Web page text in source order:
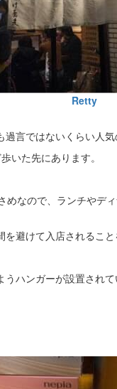
Retty
言ではないくらい人
いた先にあります。
めなので、ランチやデ
避けて入店されること
ハンガーが設置されて